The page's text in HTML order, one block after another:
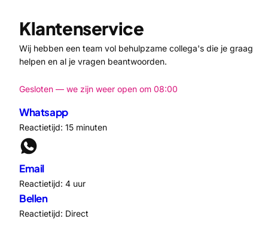
Klantenservice
Wij hebben een team vol behulpzame collega's die je graag
helpen en al je vragen beantwoorden.
Gesloten — we zijn weer open om 08:00
Whatsapp
Reactietijd: 15 minuten
Email
Reactietijd: 4 uur
Bellen
Reactietijd: Direct